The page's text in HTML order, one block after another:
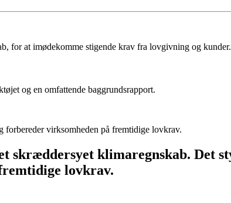
for at imødekomme stigende krav fra lovgivning og kunder.
og en omfattende baggrundsrapport.
virksomheden på fremtidige lovkrav.
skræddersyet klimaregnskab. Det
lovkrav.